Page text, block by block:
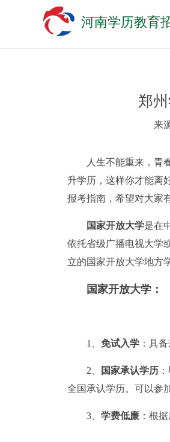
河南学历教育
郑
来
人生不能重来，青
升学历，这样你才能离
报考指南，希望对大家
国家开放大学是在
依托省级广播电视大学
立的国家开放大学地方
国家开放大学：
1、 免试入学 ：具
2、 国家承认学历
全国承认学历。可以参
3、 学费低廉 ：根